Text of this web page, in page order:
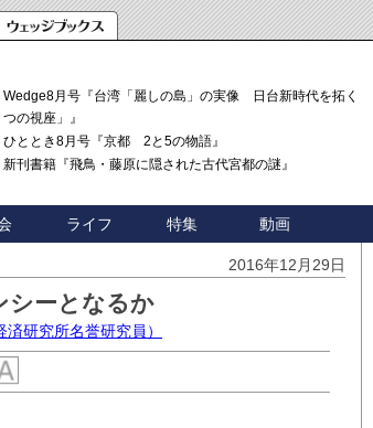
Wedge8月号『台湾「麗しの島」の実像 日台新時代を拓く「3
つの視座」』
ひととき8月号『京都 2と5の物語』
新刊書籍『飛鳥・藤原に隠された古代宮都の謎』
ライフ 特集 動画
2016年12月29日
シーとなるか
研究所名誉研究員）